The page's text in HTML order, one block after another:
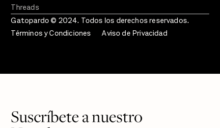
Threads
Gatopardo © 2024. Todos los derechos reservados.
Términos y Condiciones
Aviso de Privacidad
Suscríbete a nuestro